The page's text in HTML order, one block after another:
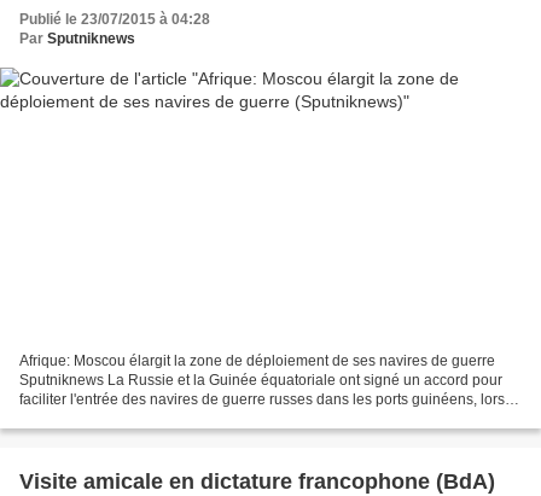
Publié le 23/07/2015 à 04:28
Par Sputniknews
Afrique: Moscou élargit la zone de déploiement de ses navires de guerre
Sputniknews La Russie et la Guinée équatoriale ont signé un accord pour
faciliter l'entrée des navires de guerre russes dans les ports guinéens, lors
Visite amicale en dictature francophone (BdA)